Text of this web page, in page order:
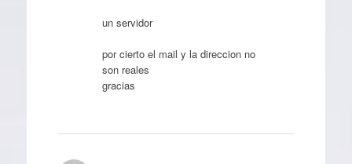
un servidor
por cierto el mail y la direccion no
son reales
gracias